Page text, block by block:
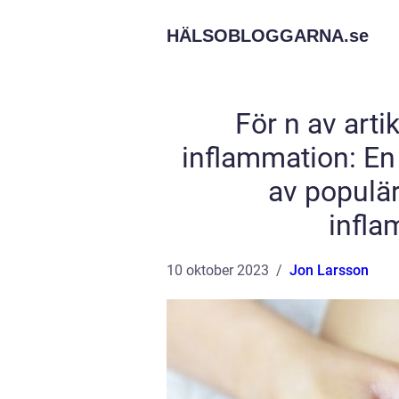
HÄLSOBLOGGARNA.se
För n av
inflammation:
av
10 oktober 2023 Jon Larsson